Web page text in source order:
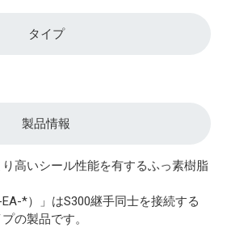
タイプ
製品情報
高いシール性能を有するふっ素樹脂
EA-*）」はS300継手同士を接続する
の製品です。